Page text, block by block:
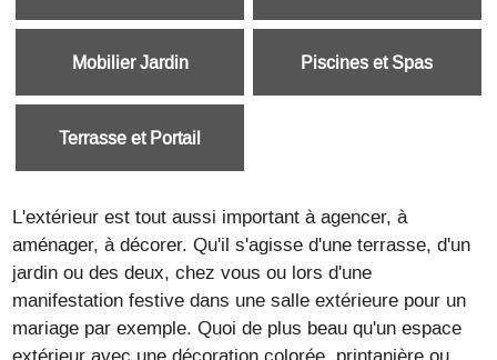
Mobilier Jardin Piscines et Spas
Terrasse et Portail
L'extérieur est tout aussi important à agencer, à
aménager, à décorer. Qu'il s'agisse d'une terrasse, d'un
jardin ou des deux, chez vous ou lors d'une
manifestation festive dans une salle extérieure pour un
mariage par exemple. Quoi de plus beau qu'un espace
extérieur avec une décoration colorée, printanière ou